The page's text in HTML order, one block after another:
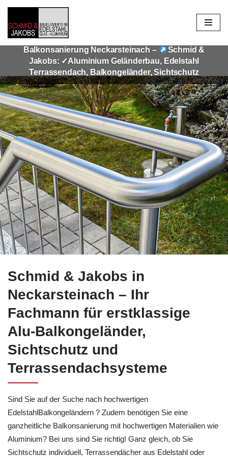
Zum
Inhalt
springenBalkonsanierung Neckarsteinach –
Schmid &
Jakobs: ✓Aluminium Geländerbau, Edelstahl
Terrassendach, Balkongeländer, Sichtschutz
Schmid & Jakobs in
Neckarsteinach – Ihr
Fachmann für erstklassige
Alu-Balkongeländer,
Sichtschutz und
Terrassendachsysteme
Sind Sie auf der Suche nach hochwertigen
EdelstahlBalkongeländern ? Zudem benötigen Sie eine
ganzheitliche Balkonsanierung mit hochwertigen Materialien wie
Aluminium? Bei uns sind Sie richtig! Ganz gleich, ob Sie
Sichtschutz individuell, Terrassendächer aus Edelstahl oder